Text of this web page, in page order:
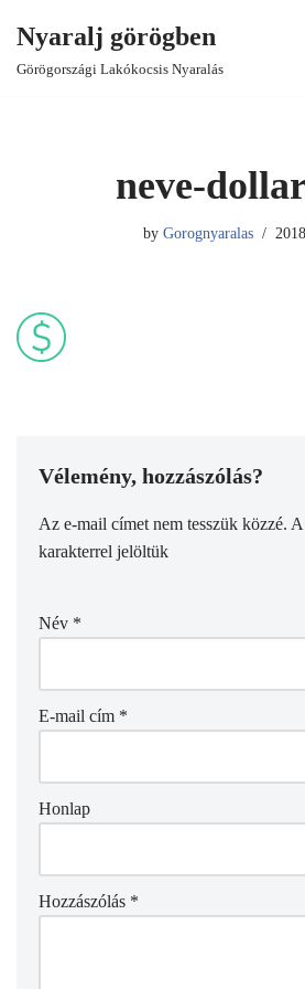
Skip
Nyaralj görögben
Görögországi Lakókocsis Nyaralás
neve-
by Gorognyaralas
Vélemény, hozzászólás?
Az e-mail címet nem tesszük közzé.
karakterrel jelöltük
Név *
E-mail cím *
Honlap
Hozzászólás *